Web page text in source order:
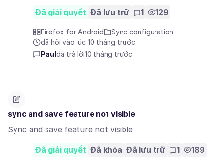
Đã giải quyết Đã lưu trữ 1 129
Firefox for Android
Sync configuration
đã hỏi vào lúc 10 tháng trước
Paul đã trả lời10 tháng trước
sync and save feature not visible
Sync and save feature not visible
Đã giải quyết Đã khóa Đã lưu trữ 1 189